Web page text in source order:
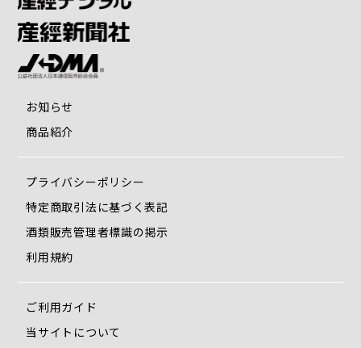
靴内部の先には抗菌防臭加工素材「ユニフレッシャー」を使
お知らせ
商品紹介
プライバシーポリシー
特定商取引法に基づく表記
酒類販売管理者標識の掲示
利用規約
ご利用ガイド
当サイトについて